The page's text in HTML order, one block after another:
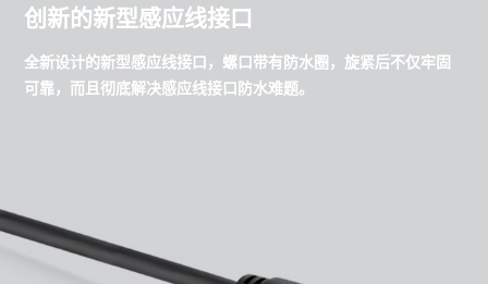
创新的新型感应线接口
全新设计的新型感应线接口，螺口带有防水圈，旋紧后不仅牢固
可靠，而且彻底解决感应线接口防水难题。